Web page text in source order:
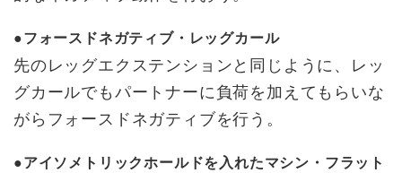
●フォースドネガティブ・レッグカール
先のレッグエクステンションと同じように、レッ
グカールでもパートナーに負荷を加えてもらいな
がらフォースドネガティブを行う。
●アイソメトリックホールドを入れたマシン・フラット